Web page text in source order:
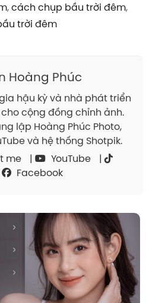
,cách chụp bầu trời đêm,
trời đêm
Hoàng Phúc
hậu kỳ và nhà phát triển
cộng đồng chỉnh ảnh.
lập Hoàng Phúc Photo,
và hệ thống Shotpik.
me
| YouTube
|
Facebook